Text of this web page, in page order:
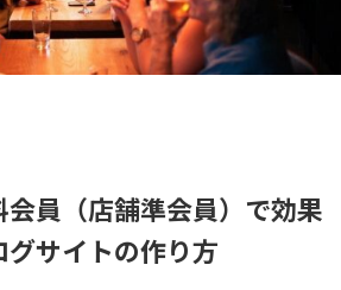
員（店舗準会員）で効果
サイトの作り方